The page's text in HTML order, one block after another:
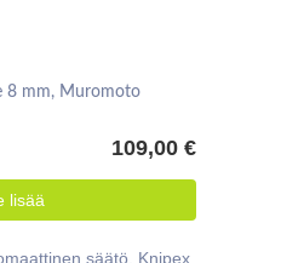
8 mm, Muromoto
109,00 €
lisää